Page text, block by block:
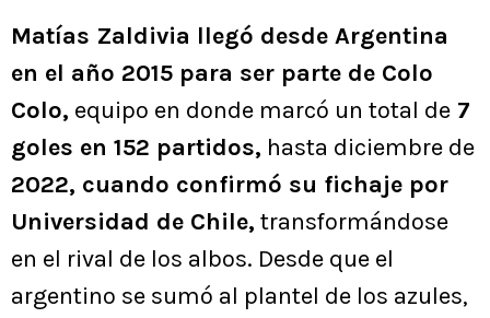
Matías Zaldivia llegó desde Argentina
en el año 2015 para ser parte de Colo
Colo, equipo en donde marcó un total de 7
goles en 152 partidos, hasta diciembre de
2022, cuando confirmó su fichaje por
Universidad de Chile, transformándose
en el rival de los albos. Desde que el
argentino se sumó al plantel de los azules,